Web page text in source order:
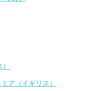
ア（イギリス）